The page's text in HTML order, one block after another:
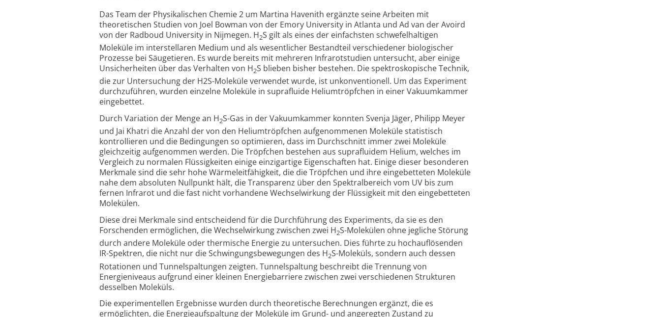
Das Team der Physikalischen Chemie 2 um Martina Havenith ergänzte seine Arbeiten mit
theoretischen Studien von Joel Bowman von der Emory University in Atlanta und Ad van der Avoird
von der Radboud University in Nijmegen. H2S gilt als eines der einfachsten schwefel­haltigen
Moleküle im interstellaren Medium und als wesentlicher Bestandteil verschiedener biologischer
Prozesse bei Säugetieren. Es wurde bereits mit mehreren Infrarot­studien untersucht, aber einige
Unsicherheiten über das Verhalten von H2S blieben bisher bestehen. Die spektro­skopische Technik,
die zur Untersuchung der H2S-Moleküle verwendet wurde, ist unkonventionell. Um das Experiment
durchzuführen, wurden einzelne Moleküle in suprafluide Helium­tröpfchen in einer Vakuumkammer
eingebettet.
Durch Variation der Menge an H2S-Gas in der Vakuumkammer konnten Svenja Jäger, Philipp Meyer
und Jai Khatri die Anzahl der von den Heliumtröpfchen aufgenommenen Moleküle statistisch
kontrollieren und die Bedingungen so optimieren, dass im Durchschnitt immer zwei Moleküle
gleichzeitig aufgenommen werden. Die Tröpfchen bestehen aus suprafluidem Helium, welches im
Vergleich zu normalen Flüssigkeiten einige einzigartige Eigenschaften hat. Einige dieser besonderen
Merkmale sind die sehr hohe Wärme­leitfähigkeit, die die Tröpfchen und ihre eingebetteten Moleküle
nahe dem absoluten Nullpunkt hält, die Transparenz über den Spektral­bereich vom UV bis zum
fernen Infrarot und die fast nicht vorhandene Wechsel­wirkung der Flüssigkeit mit den eingebetteten
Molekülen.
Diese drei Merkmale sind entscheidend für die Durchführung des Experiments, da sie es den
Forschenden ermöglichen, die Wechselwirkung zwischen zwei H2S-Molekülen ohne jegliche Störung
durch andere Moleküle oder thermische Energie zu untersuchen. Dies führte zu hochauflösenden
IR-Spektren, die nicht nur die Schwingungs­bewegungen des H2S-Moleküls, sondern auch dessen
Rotationen und Tunnel­spaltungen zeigten. Tunnel­spaltung beschreibt die Trennung von
Energieniveaus aufgrund einer kleinen Energie­barriere zwischen zwei verschiedenen Strukturen
desselben Moleküls.
Die experimentellen Ergebnisse wurden durch theoretische Berechnungen ergänzt, die es
ermöglichten, die Energie­aufspaltung der Moleküle im Grund- und angeregten Zustand zu